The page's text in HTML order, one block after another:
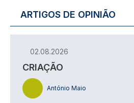
ARTIGOS DE OPINIÃO
02.08.2026
CRIAÇÃO
António Maio